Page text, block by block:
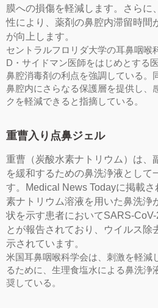
膜への損傷を軽減します。さらに
性により、薬剤の鼻腔内滞留時間
が向上します。
セントラルフロリダ大学の耳鼻咽喉
D・サイドマン医師をはじめとする
鼻腔消毒剤の利点を強調している。
鼻腔内にさらなる保護層を提供し、
クを軽減できると指摘している。
重曹入り点鼻ジェル
重曹（炭酸水素ナトリウム）は、
を緩和するための鼻洗浄液として
す。Medical News Todayに掲載
素ナトリウム溶液を用いた鼻洗浄
状を示す患者においてSARS-
とが報告されており、ウイルス除
示されています。
米国耳鼻咽喉科学会は、刺激を軽減
るために、生理食塩水による鼻洗浄
奨している。